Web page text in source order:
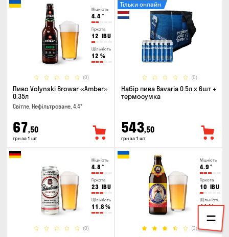
Міцність
4.4°
Гіркота
12 IBU
Щільність
12 %
(0)
Пиво Volynski Browar «Amber»
0.35л
Світле, Нефільтроване, 4.4°
67,50
грн за 1 шт
(0)
Тільки онлайн
Набір пива Bavaria 0.5л х 6шт +
термосумка
543,50
грн за 1 шт
Міцність
4.8 °
Гіркота
23 IBU
Щільність
11.8 %
(0)
Міцність
4.9 °
Гіркота
10 IBU
Щільність
11%
(3)